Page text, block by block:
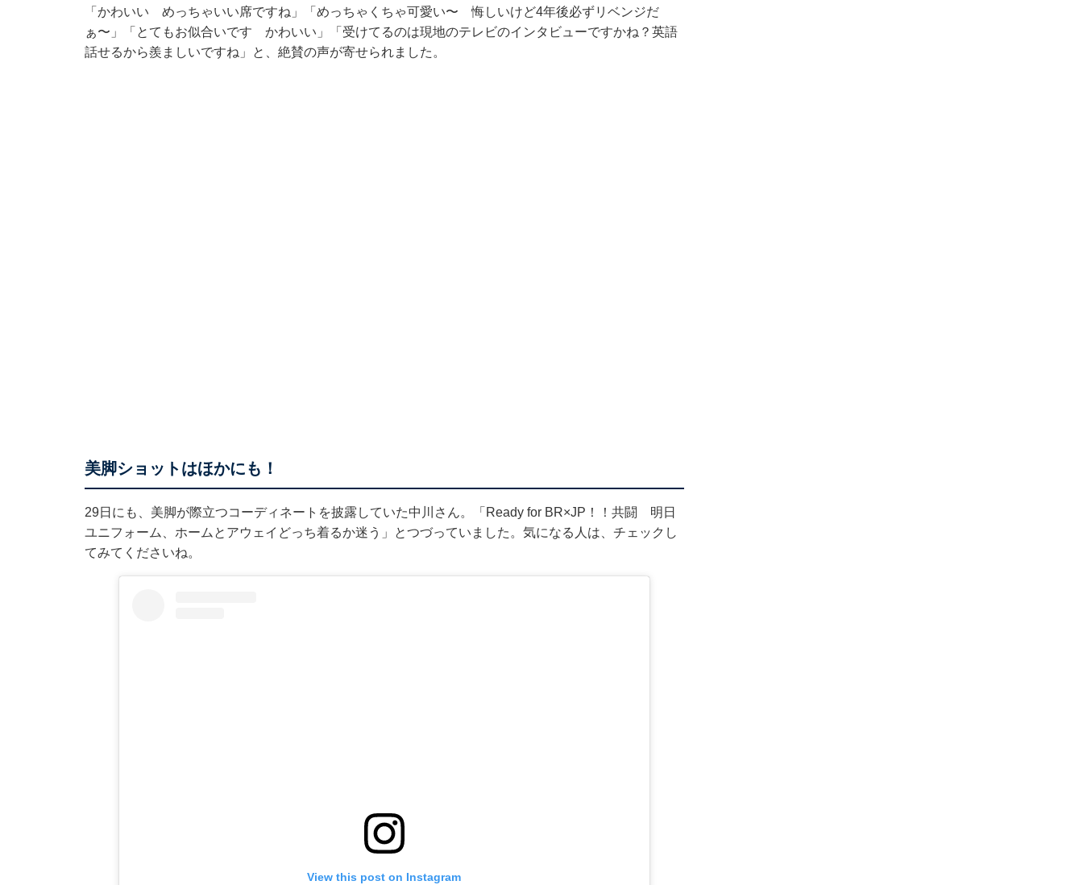
「かわいい めっちゃいい席ですね」「めっちゃくちゃ可愛い〜 悔しいけど4年後必ずリベンジだ
ぁ〜」「とてもお似合いです かわいい」「受けてるのは現地のテレビのインタビューですかね？英語
話せるから羨ましいですね」と、絶賛の声が寄せられました。
美脚ショットはほかにも！
29日にも、美脚が際立つコーディネートを披露していた中川さん。「Ready for BR×JP！！共闘 明日
ユニフォーム、ホームとアウェイどっち着るか迷う」とつづっていました。気になる人は、チェックし
てみてくださいね。
View this post on Instagram